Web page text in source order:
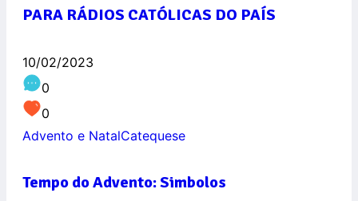
PARA RÁDIOS CATÓLICAS DO PAÍS
10/02/2023
0
0
Advento e NatalCatequese
Tempo do Advento: Simbolos